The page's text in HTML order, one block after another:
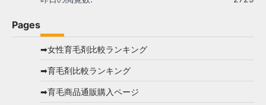
Pages
➡女性育毛剤比較ランキング
➡育毛剤比較ランキング
➡育毛商品通販購入ページ